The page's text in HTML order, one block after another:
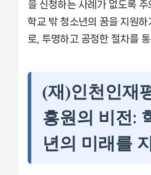
을 신청하는 사례가 없도록
학교 밖 청소년의 꿈을 지원
로, 투명하고 공정한 절차를
(재)인천인재
흥원의 비전:
년의 미래를